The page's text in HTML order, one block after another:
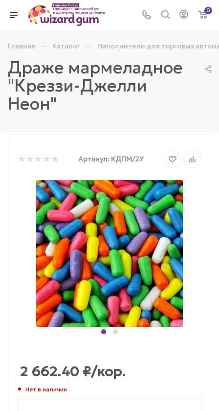
0
Главная — Каталог — Наполнители для торговых
Драже мармеладное
"Креззи-Джелли
Неон"
Артикул: КДПМ/2У
2 662.40 ₽/кор.
Нет в наличии